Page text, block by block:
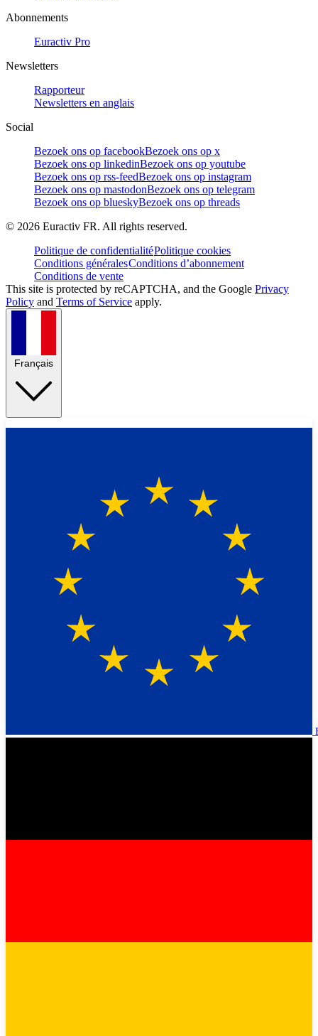
Abonnements
Euractiv Pro
Newsletters
Rapporteur
Newsletters en anglais
Social
Bezoek ons op facebookBezoek ons op x
Bezoek ons op linkedinBezoek ons op youtube
Bezoek ons op rss-feedBezoek ons op instagram
Bezoek ons op mastodonBezoek ons op telegram
Bezoek ons op blueskyBezoek ons op threads
© 2026 Euractiv FR. All rights reserved.
Politique de confidentialitéPolitique cookies
Conditions généralesConditions d’abonnement
Conditions de vente
This site is protected by reCAPTCHA, and the Google Privacy
Policy and Terms of Service apply.
Français